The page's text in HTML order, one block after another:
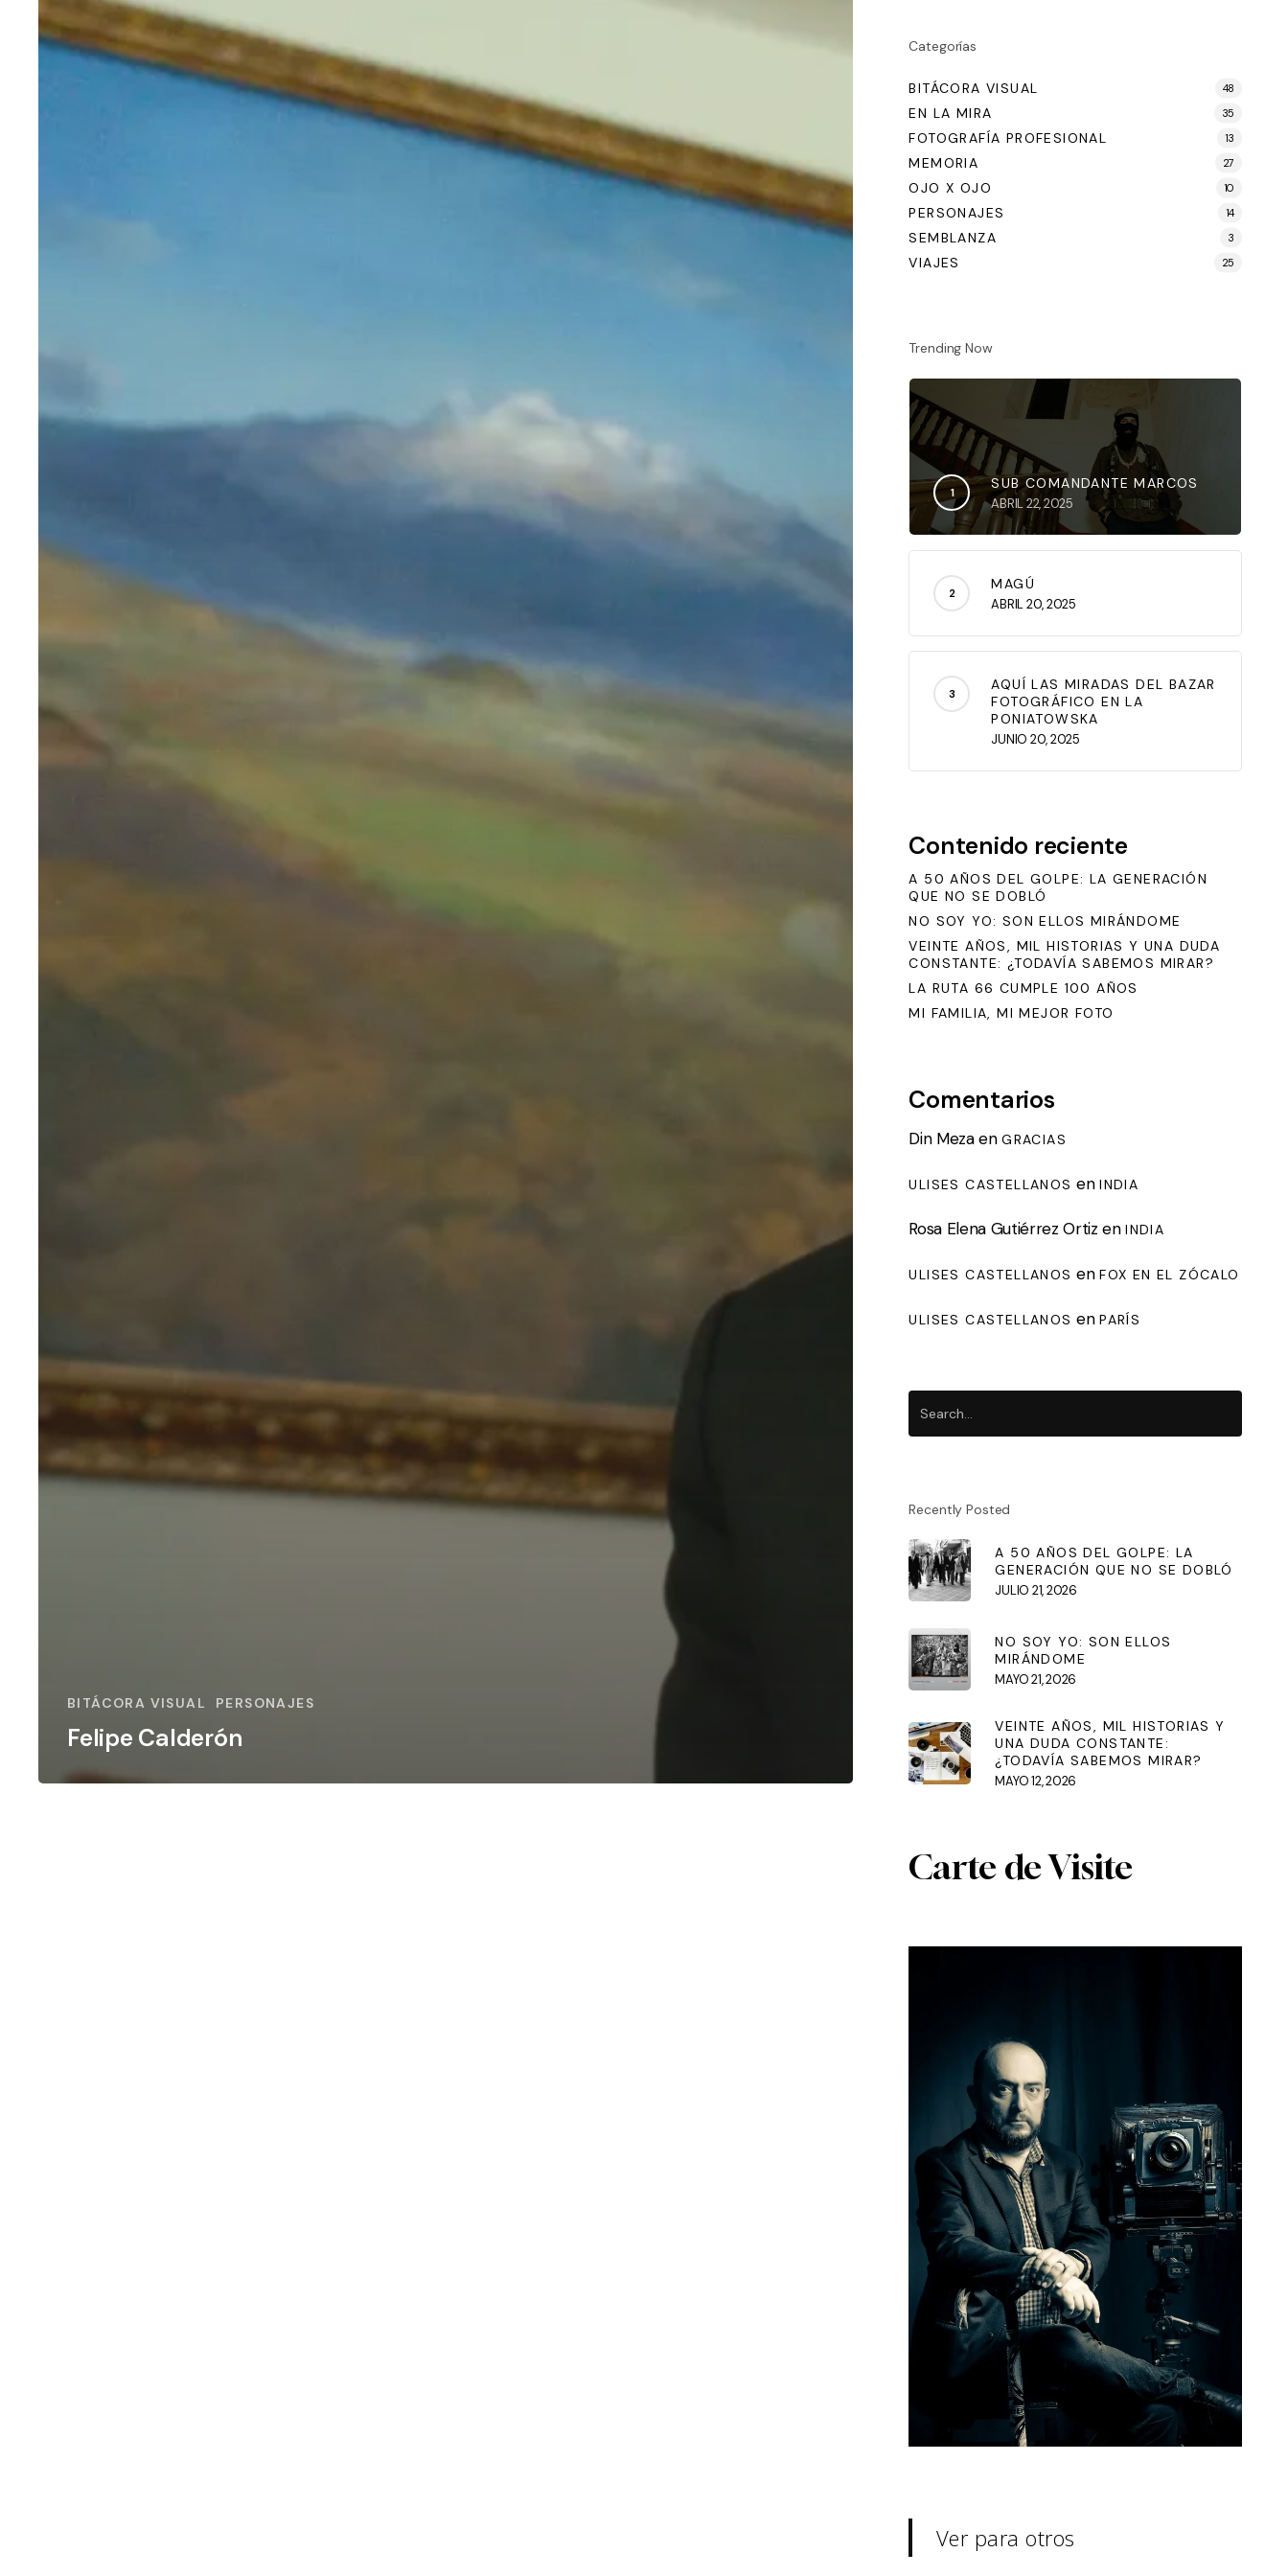
BITÁCORA VISUAL PERSONAJES
Felipe Calderón
Categorías
BITÁCORA VISUAL 48
EN LA MIRA 35
FOTOGRAFÍA PROFESIONAL 13
MEMORIA 27
OJO X OJO 10
PERSONAJES 14
SEMBLANZA 3
VIAJES 25
Trending Now
SUB COMANDANTE MARCOS
ABRIL 22, 2025
MAGÚ
ABRIL 20, 2025
AQUÍ LAS MIRADAS DEL BAZAR
FOTOGRÁFICO EN LA
PONIATOWSKA
JUNIO 20, 2025
Contenido reciente
A 50 AÑOS DEL GOLPE: LA GENERACIÓN
QUE NO SE DOBLÓ
NO SOY YO: SON ELLOS MIRÁNDOME
VEINTE AÑOS, MIL HISTORIAS Y UNA DUDA
CONSTANTE: ¿TODAVÍA SABEMOS MIRAR?
LA RUTA 66 CUMPLE 100 AÑOS
MI FAMILIA, MI MEJOR FOTO
Comentarios
Din MezaenGRACIAS
ULISES CASTELLANOS enINDIA
Rosa Elena Gutiérrez Ortiz enINDIA
ULISES CASTELLANOS enFOX EN EL ZÓCALO
ULISES CASTELLANOS enPARÍS
Recently Posted
A 50 AÑOS DEL GOLPE: LA
GENERACIÓN QUE NO SE DOBLÓ
JULIO 21, 2026
NO SOY YO: SON ELLOS
MIRÁNDOME
MAYO 21, 2026
VEINTE AÑOS, MIL HISTORIAS Y
UNA DUDA CONSTANTE:
¿TODAVÍA SABEMOS MIRAR?
MAYO 12, 2026
Carte de Visite
Ver para otros